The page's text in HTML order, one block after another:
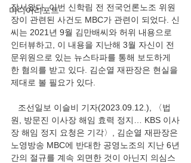
미디어리포트
장서왔다. 이번 신학림 전 전국언론노조 위원
장이 관련된 사건도 MBC가 관련이 되었다. 신
씨는 2021년 9월 김만배씨와 허위 내용으로
인터뷰하고, 이 내용을 지난해 3월 자신이 전
문위원으로 있는 뉴스타파를 통해 보도하게
한 혐의를 받고 있다. 김순열 재판장은 현실을
제대로 볼 필요가 있다.
원, 방문진 이사장 해임 효력 정지… KBS 이사
장 해임 정지 요청은 기각〉, 김순열 재판장은
노영방송 MBC에 반대한 공영노조의 지난 6년
간의 절규를 계속 외면한 것이 아닌지 의심스